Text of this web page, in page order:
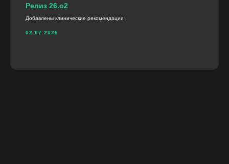
Релиз 26.o2
Добавлены клинические рекомендации
02.07.2026